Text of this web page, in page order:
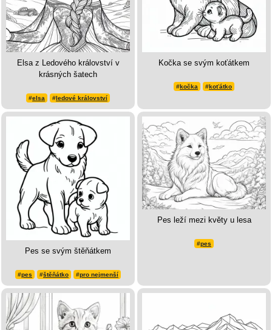
Elsa z Ledového království v
krásných šatech
#elsa #ledové království
Kočka se svým koťátkem
#kočka #koťátko
Pes se svým štěňátkem
#pes #štěňátko #pro nejmenší
Pes leží mezi květy u lesa
#pes